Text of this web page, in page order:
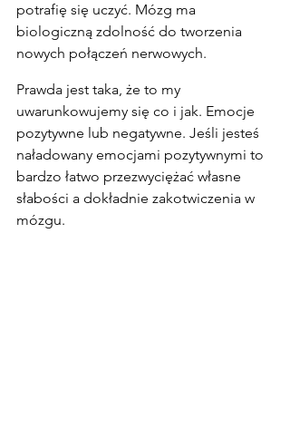
potrafię się uczyć. Mózg ma
biologiczną zdolność do tworzenia
nowych połączeń nerwowych.
Prawda jest taka, że to my
uwarunkowujemy się co i jak. Emocje
pozytywne lub negatywne. Jeśli jesteś
naładowany emocjami pozytywnymi to
bardzo łatwo przezwyciężać własne
słabości a dokładnie zakotwiczenia w
mózgu.